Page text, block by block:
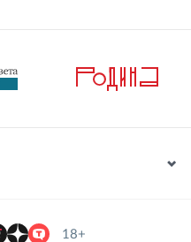
18+